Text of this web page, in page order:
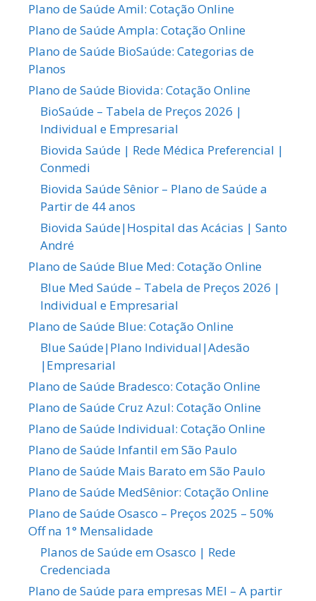
Plano de Saúde Amil: Cotação Online
Plano de Saúde Ampla: Cotação Online
Plano de Saúde BioSaúde: Categorias de
Planos
Plano de Saúde Biovida: Cotação Online
BioSaúde – Tabela de Preços 2026 |
Individual e Empresarial
Biovida Saúde | Rede Médica Preferencial |
Conmedi
Biovida Saúde Sênior – Plano de Saúde a
Partir de 44 anos
Biovida Saúde|Hospital das Acácias | Santo
André
Plano de Saúde Blue Med: Cotação Online
Blue Med Saúde – Tabela de Preços 2026 |
Individual e Empresarial
Plano de Saúde Blue: Cotação Online
Blue Saúde|Plano Individual|Adesão
|Empresarial
Plano de Saúde Bradesco: Cotação Online
Plano de Saúde Cruz Azul: Cotação Online
Plano de Saúde Individual: Cotação Online
Plano de Saúde Infantil em São Paulo
Plano de Saúde Mais Barato em São Paulo
Plano de Saúde MedSênior: Cotação Online
Plano de Saúde Osasco – Preços 2025 – 50%
Off na 1° Mensalidade
Planos de Saúde em Osasco | Rede
Credenciada
Plano de Saúde para empresas MEI – A partir